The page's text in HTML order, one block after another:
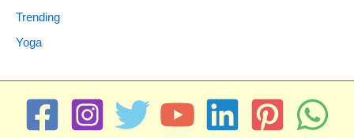
Trending
Yoga